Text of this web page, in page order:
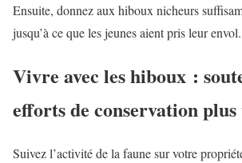
Ensuite, donnez aux hiboux nicheurs
jusqu’à ce que les jeunes aient pris leur envol.
Vivre avec les hiboux :
efforts de conservation plus
Suivez l’activité de la faune sur votre